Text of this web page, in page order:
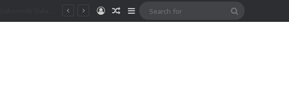
MasukRandom Article
Sidebar